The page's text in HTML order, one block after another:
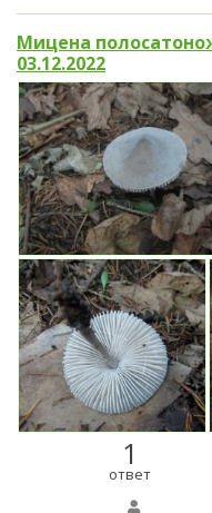
Мицена
03.12.2022
1
ответ